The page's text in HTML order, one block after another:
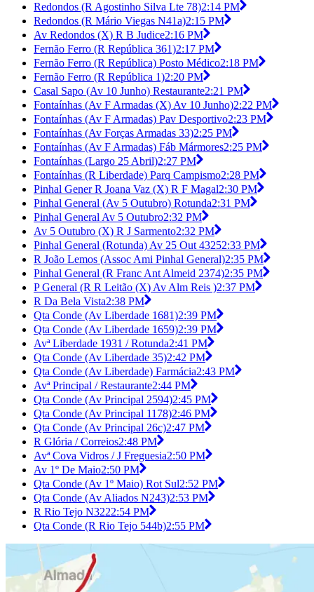
Redondos (R Agostinho Silva Lte 78)2:14 PM
Redondos (R Mário Viegas N41a)2:15 PM
Av Redondos (X) R B Judice2:16 PM
Fernão Ferro (R República 361)2:17 PM
Fernão Ferro (R República) Posto Médico2:18 PM
Fernão Ferro (R República 1)2:20 PM
Casal Sapo (Av 10 Junho) Restaurante2:21 PM
Fontaínhas (Av F Armadas (X) Av 10 Junho)2:22 PM
Fontaínhas (Av F Armadas) Pav Desportivo2:23 PM
Fontaínhas (Av Forças Armadas 33)2:25 PM
Fontaínhas (Av F Armadas) Fáb Mármores2:25 PM
Fontaínhas (Largo 25 Abril)2:27 PM
Fontaínhas (R Liberdade) Parq Campismo2:28 PM
Pinhal Gener R Joana Vaz (X) R F Magal2:30 PM
Pinhal General (Av 5 Outubro) Rotunda2:31 PM
Pinhal General Av 5 Outubro2:32 PM
Av 5 Outubro (X) R J Sarmento2:32 PM
Pinhal General (Rotunda) Av 25 Out 43252:33 PM
R João Lemos (Assoc Ami Pinhal General)2:35 PM
Pinhal General (R Franc Ant Almeid 2374)2:35 PM
P General (R R Leitão (X) Av Alm Reis )2:37 PM
R Da Bela Vista2:38 PM
Qta Conde (Av Liberdade 1681)2:39 PM
Qta Conde (Av Liberdade 1659)2:39 PM
Avª Liberdade 1931 / Rotunda2:41 PM
Qta Conde (Av Liberdade 35)2:42 PM
Qta Conde (Av Liberdade) Farmácia2:43 PM
Avª Principal / Restaurante2:44 PM
Qta Conde (Av Principal 2594)2:45 PM
Qta Conde (Av Principal 1178)2:46 PM
Qta Conde (Av Principal 26c)2:47 PM
R Glória / Correios2:48 PM
Avª Cova Vidros / J Freguesia2:50 PM
Av 1º De Maio2:50 PM
Qta Conde (Av 1º Maio) Rot Sul2:52 PM
Qta Conde (Av Aliados N243)2:53 PM
R Rio Tejo N3222:54 PM
Qta Conde (R Rio Tejo 544b)2:55 PM